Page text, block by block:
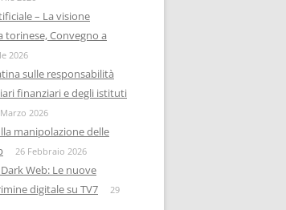
– La visione
torinese, Convegno a
2026
sulle responsabilità
finanziari e degli istituti
2026
manipolazione delle
26 Febbraio 2026
Web: Le nuove
digitale su TV7
29